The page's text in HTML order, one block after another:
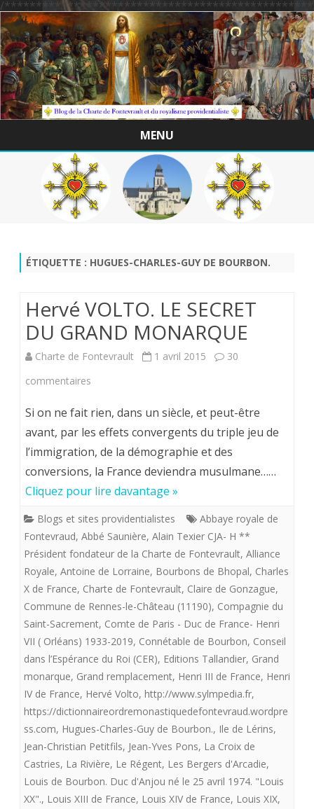
/
MENU
Skip
to
content
ÉTIQUETTE : HUGUES-CHARLES-GUY DE BOURBON.
Hervé VOLTO. LE SECRET
DU GRAND MONARQUE
Charte de Fontevrault 1 avril 2015
30
commentaires
VOLTO.
LE
SECRET
GRAND
MONARQUE
Si on ne fait rien, dans un siècle, et peut-être
avant, par les effets convergents du triple jeu de
l’immigration, de la démographie et des
conversions, la France deviendra musulmane……
Cliquez pour lire davantage »
Blogs et sites providentialistes
Abbaye royale de
Fontevraud, Abbé Saunière, Alain Texier CJA- H **
Président fondateur de la Charte de Fontevrault, Alliance
Royale, Antoine de Lorraine, Bourbons de Bhopal, Charles
X de France, Charte de Fontevrault, Claire de Gonzague,
Commune de Rennes-le-Château (11190), Compagnie du
Saint-Sacrement, Comte de Paris - Duc de France- Henri
VII ( Orléans) 1933-2019, Connétable de Bourbon, Conseil
dans l’Espérance du Roi (CER), Editions Tallandier, Grand
monarque, Grand remplacement, Henri III de France, Henri
IV de France, Hervé Volto, http://www.sylmpedia.fr,
https://dictionnaireordremonastiquedefontevraud.wordpre
ss.com, Hugues-Charles-Guy de Bourbon., Ile de Lérins,
Jean-Christian Petitfils, Jean-Yves Pons, La Croix de
Castries, La Rivière, Le Régent, Les Bergers d'Arcadie,
Louis de Bourbon. Duc d'Anjou né le 25 avril 1974. "Louis
XX"., Louis XIII de France, Louis XIV de France, Louis XIX,